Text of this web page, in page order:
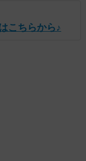
こちらから♪